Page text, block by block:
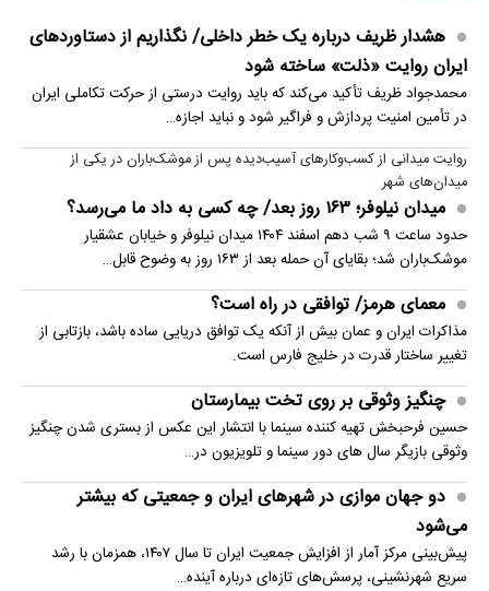
هشدار ظریف درباره یک خطر داخلی/ نگذاریم از دستاوردهای
ایران روایت «ذلت» ساخته شود
محمدجواد ظریف تأکید می‌کند که باید روایت درستی از حرکت تکاملی ایران
در تأمین امنیت پردازش و فراگیر شود و نباید اجازه…
روایت میدانی از کسب‌وکارهای آسیب‌دیده پس از موشک‌باران در یکی از
میدان‌های شهر
میدان نیلوفر؛ ۱۶۳ روز بعد/ چه کسی به داد ما می‌رسد؟
حدود ساعت ۹ شب دهم اسفند ۱۴۰۴ میدان نیلوفر و خیابان عشقیار
موشک‌باران شد؛ بقایای آن حمله بعد از ۱۶۳ روز به وضوح قابل…
معمای هرمز/ توافقی در راه است؟
مذاکرات ایران و عمان بیش از آنکه یک توافق دریایی ساده باشد، بازتابی از
تغییر ساختار قدرت در خلیج فارس است.
چنگیز وثوقی بر روی تخت بیمارستان
حسین فرحبخش تهیه کننده سینما با انتشار این عکس از بستری شدن چنگیز
وثوقی بازیگر سال های دور سینما و تلویزیون در…
دو جهان موازی در شهرهای ایران و جمعیتی که بیشتر
می‌شود
پیش‌بینی مرکز آمار از افزایش جمعیت ایران تا سال ۱۴۰۷، همزمان با رشد
سریع شهرنشینی، پرسش‌های تازه‌ای درباره آینده…